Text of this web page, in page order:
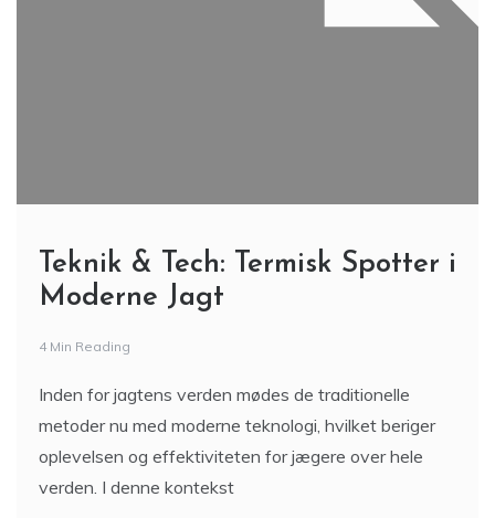
Teknik & Tech: Termisk Spotter i
Moderne Jagt
4 Min Reading
Inden for jagtens verden mødes de traditionelle
metoder nu med moderne teknologi, hvilket beriger
oplevelsen og effektiviteten for jægere over hele
verden. I denne kontekst